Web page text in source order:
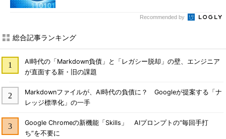
Recommended by
総合記事ランキング
AI時代の「Markdown負債」と「レガシー脱却」の壁、エンジニア
が直面する新・旧の課題
Markdownファイルが、AI時代の負債に？ Googleが提案する「ナ
レッジ標準化」の一手
Google Chromeの新機能「Skills」 AIプロンプトの“毎回手打
ち”を不要に